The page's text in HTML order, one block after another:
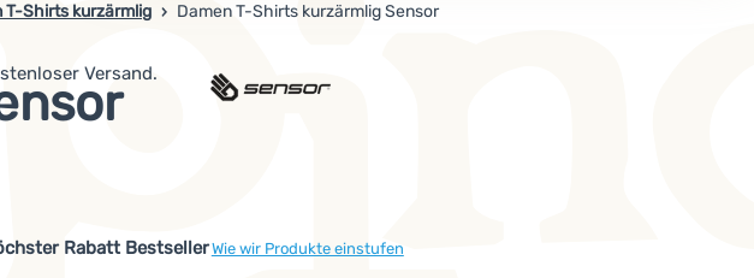
T-Shirts kurzärmlig Damen T-Shirts kurzärmlig Sensor
Versand.
Rabatt BestsellerWie wir Produkte einstufen